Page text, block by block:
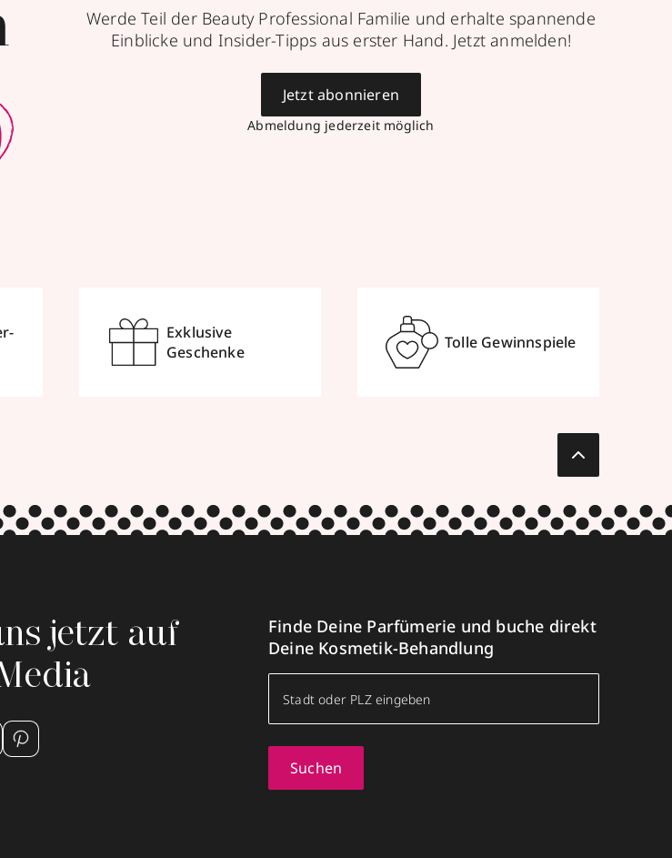
Werde Teil der Beauty Professional Familie und erhalte spannende
Einblicke und Insider-Tipps aus erster Hand. Jetzt anmelden!
Abmeldung jederzeit möglich
Jetzt abonnieren
Exklusive
Geschenke
Tolle Gewinnspiele
jetzt auf
Finde Deine Parfümerie und buche direkt
Deine Kosmetik-Behandlung
Suchen